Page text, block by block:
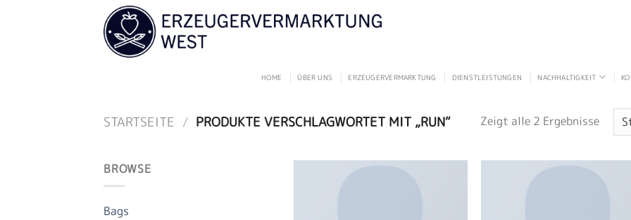
HOME ÜBER UNS ERZEUGERVERMARKTUNG DIENSTLEISTUNGEN NACHHALTIGKEIT
STARTSEITE / PRODUKTE VERSCHLAGWORTET MIT „RUN“ Zeigt alle 2 Ergebnisse
BROWSE
Bags